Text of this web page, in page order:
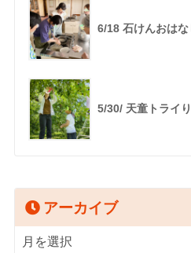
6/18 石けんおは
5/30/ 天童トライ
アーカイブ